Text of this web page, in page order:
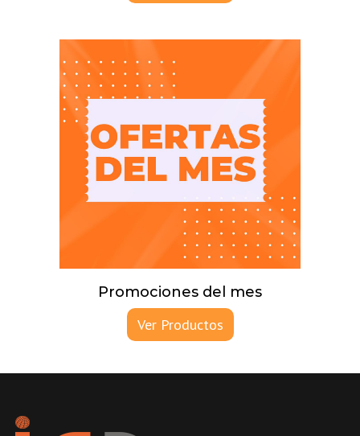
Promociones del mes
Ver Productos